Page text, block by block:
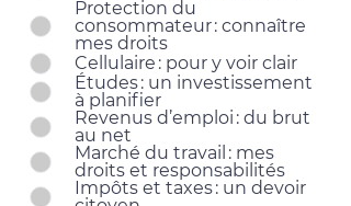
Protection du
consommateur : connaître
mes droits
Cellulaire : pour y voir clair
Études : un investissement
à planifier
Revenus d’emploi : du brut
au net
Marché du travail : mes
droits et responsabilités
Impôts et taxes : un devoir